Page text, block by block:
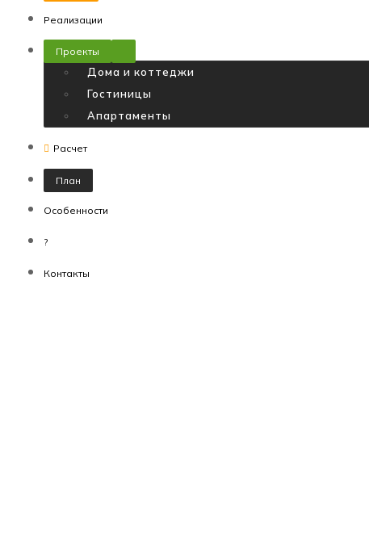
Реализации
Проекты
Дома и коттеджи
Гостиницы
Апартаменты
Расчет
План
Особенности
?
Контакты